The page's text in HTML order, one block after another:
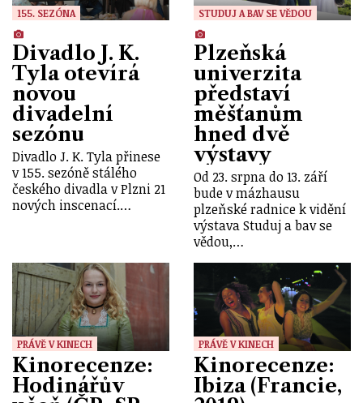
155. SEZÓNA
Divadlo J. K.
Tyla otevírá
novou
divadelní
sezónu
Divadlo J. K. Tyla přinese
v 155. sezóně stálého
českého divadla v Plzni 21
nových inscenací.…
STUDUJ A BAV SE VĚDOU
Plzeňská
univerzita
představí
měšťanům
hned dvě
výstavy
Od 23. srpna do 13. září
bude v mázhausu
plzeňské radnice k vidění
výstava Studuj a bav se
vědou,…
PRÁVĚ V KINECH
Kinorecenze:
Hodinářův
PRÁVĚ V KINECH
Kinorecenze:
Ibiza (Francie,